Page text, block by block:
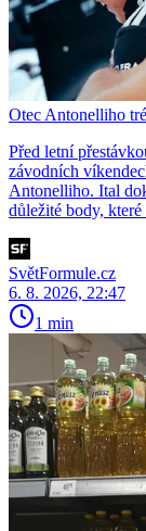
Otec Antonelliho
Před letní
závodních
Antonelliho. Ital
důležité body,
SvětFormule.cz
6. 8. 2026, 22:47
1 min